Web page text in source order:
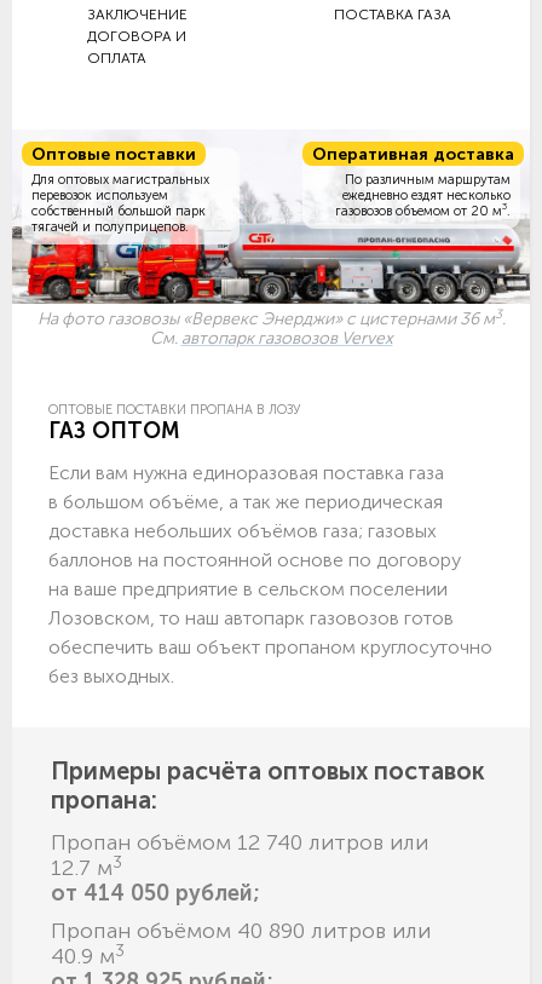
ЗАКЛЮЧЕНИЕ
ДОГОВОРА И
ОПЛАТА
ПОСТАВКА ГАЗА
Оптовые поставки
Для оптовых магистральных
перевозок используем
собственный большой парк
тягачей и полуприцепов.
Оперативная доставка
По различным маршрутам
ежедневно ездят несколько
газовозов объемом от 20 м3
На фото газовозы «Вервекс Энерджи» с цистернами 36 м3.
См. автопарк газовозов Vervex
ОПТОВЫЕ ПОСТАВКИ ПРОПАНА В ЛОЗУ
ГАЗ ОПТОМ
Если вам нужна единоразовая поставка газа
в большом объёме, а так же периодическая
доставка небольших объёмов газа; газовых
баллонов на постоянной основе по договору
на ваше предприятие в сельском поселении
Лозовском, то наш автопарк газовозов готов
обеспечить ваш объект пропаном круглосуточно
без выходных.
Примеры расчёта оптовых поставок
пропана:
Пропан объёмом 12 740 литров или
12.7 м3
от 414 050 рублей;
Пропан объёмом 40 890 литров или
40.9 м3